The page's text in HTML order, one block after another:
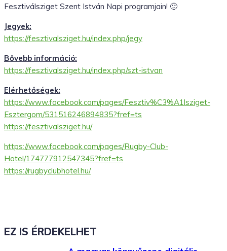
Fesztiválsziget Szent István Napi programjain! 🙂
Jegyek:
https://fesztivalsziget.hu/index.php/jegy
Bővebb információ:
https://fesztivalsziget.hu/index.php/szt-istvan
Elérhetőségek:
https://www.facebook.com/pages/Fesztiv%C3%A1lsziget-
Esztergom/531516246894835?fref=ts
https://fesztivalsziget.hu/
https://www.facebook.com/pages/Rugby-Club-
Hotel/174777912547345?fref=ts
https://rugbyclubhotel.hu/
EZ IS ÉRDEKELHET